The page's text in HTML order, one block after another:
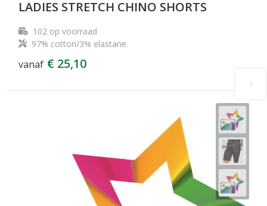
LADIES STRETCH CHINO SHORTS
102op voorraad
97% cotton/3% elastane.
vanaf € 25,10